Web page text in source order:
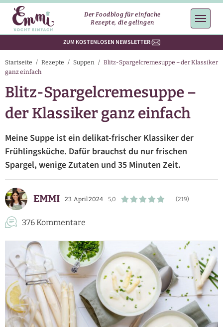
Der Foodblog für einfache
Rezepte, die gelingen
ZUM KOSTENLOSEN NEWSLETTER
Startseite / Rezepte / Suppen / Blitz-Spargelcremesuppe – der Klassiker
ganz einfach
Blitz-Spargelcremesuppe –
der Klassiker ganz einfach
Meine Suppe ist ein delikat-frischer Klassiker der
Frühlingsküche. Dafür brauchst du nur frischen
Spargel, wenige Zutaten und 35 Minuten Zeit.
EMMI 23. April 2024 5,0 (219)
376 Kommentare